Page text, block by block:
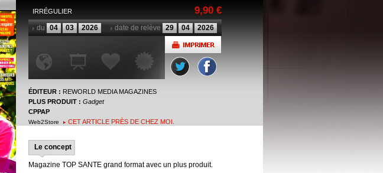
9,90 €
IRRÉGULIER
du 04 03 2026 date de relève 29 04 2026
ÉDITEUR : REWORLD MEDIA MAGAZINES
PLUS PRODUIT : Gadget
CPPAP
Web2Store CET ARTICLE PRÈS DE CHEZ MOI.
Le concept
Magazine TOP SANTE grand format avec un plus produit.